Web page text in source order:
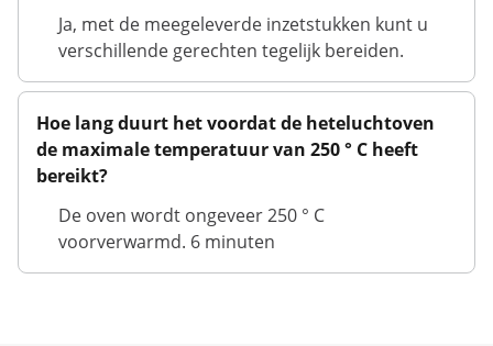
Ja, met de meegeleverde inzetstukken kunt u
verschillende gerechten tegelijk bereiden.
Hoe lang duurt het voordat de heteluchtoven
de maximale temperatuur van 250 ° C heeft
bereikt?
De oven wordt ongeveer 250 ° C
voorverwarmd. 6 minuten